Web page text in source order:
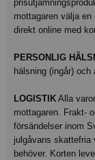
mottagaren välja
direkt online med
PERSONLIG
hälsning (ingår)
LOGISTIK Alla
mottagaren. Frakt-
försändelser inom
julgåvans skattefria
behöver. Korten